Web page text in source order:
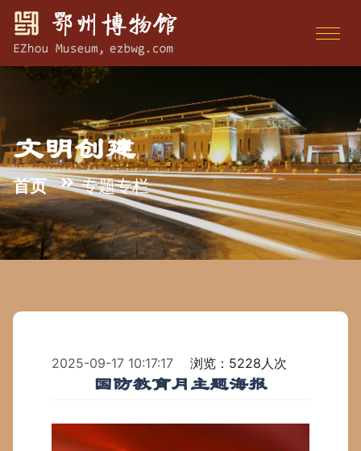
文明创建
首页 专题专栏
2025-09-17 10:17:17 浏览：5228人次
国防教育月主题海报